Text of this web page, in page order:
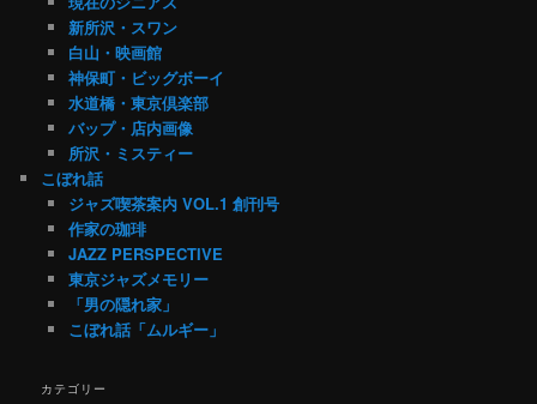
新所沢・スワン
白山・映画館
神保町・ビッグボーイ
水道橋・東京倶楽部
バップ・店内画像
所沢・ミスティー
こぼれ話
ジャズ喫茶案内 VOL.1 創刊号
作家の珈琲
JAZZ PERSPECTIVE
東京ジャズメモリー
「男の隠れ家」
こぼれ話「ムルギー」
カテゴリー